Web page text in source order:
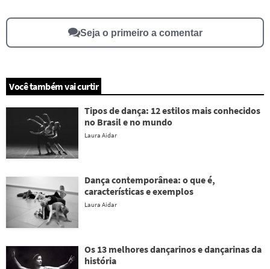
Seja o primeiro a comentar
Você também vai curtir
Tipos de dança: 12 estilos mais conhecidos
no Brasil e no mundo
Laura Aidar
Dança contemporânea: o que é,
características e exemplos
Laura Aidar
Os 13 melhores dançarinos e dançarinas da
história